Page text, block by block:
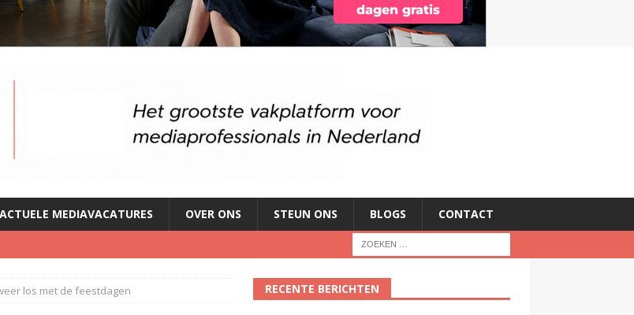
ACTUELE MEDIAVACATURES OVER ONS STEUN ONS BLOGS CONTACT
met skipknop)
los met de feestdagen RECENTE BERICHTEN